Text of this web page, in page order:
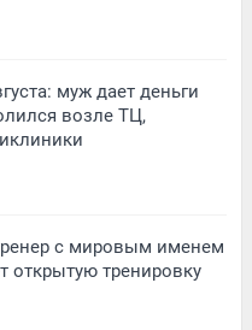
муж дает деньги
возле ТЦ,
с мировым именем
открытую тренировку